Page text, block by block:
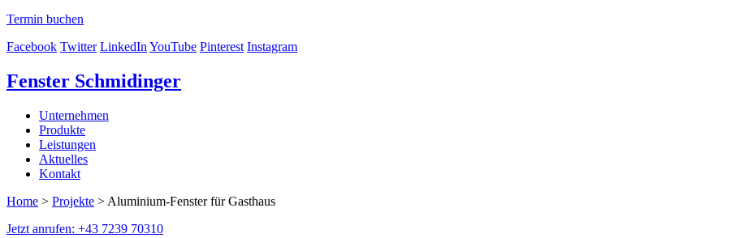
Termin buchen
Facebook Twitter LinkedInYouTube Pinterest Instagram
Fenster Schmidinger
Unternehmen
Produkte
Leistungen
Aktuelles
Kontakt
Home > Projekte > Aluminium-Fenster für Gasthaus
Jetzt anrufen: +43 7239 70310